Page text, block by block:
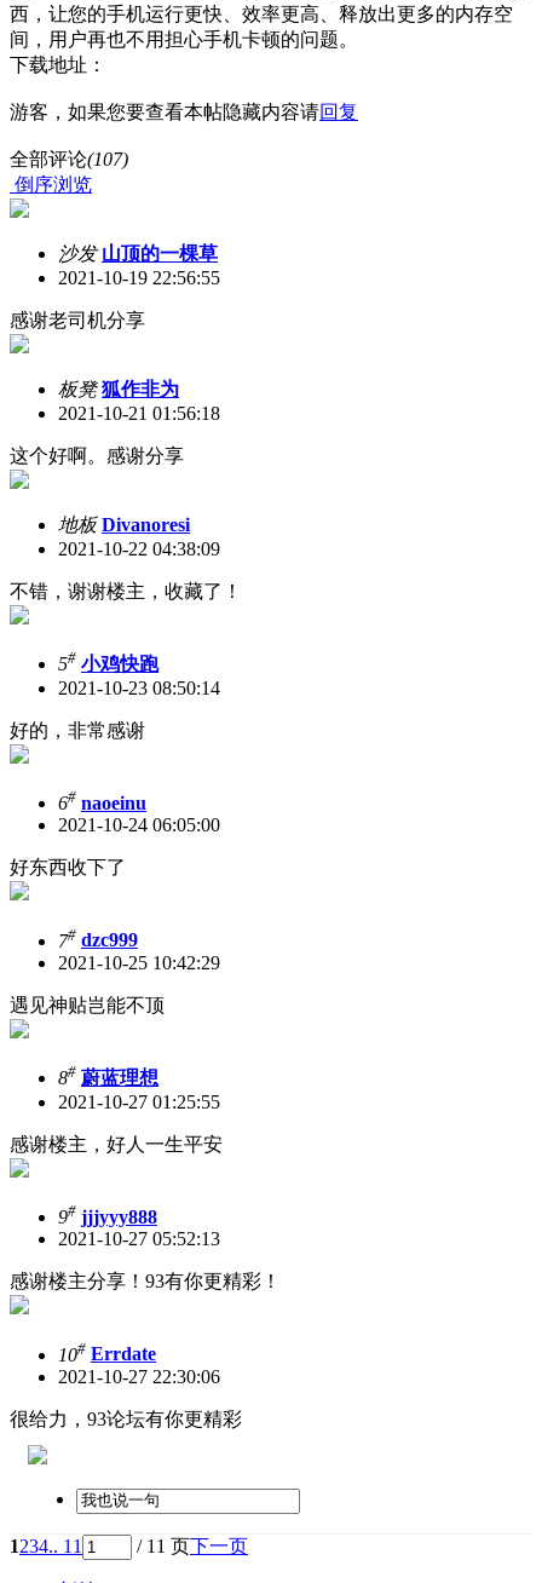
西，让您的手机运行更快、效率更高、释放出更多的内存空
间，用户再也不用担心手机卡顿的问题。
下载地址：
游客，如果您要查看本帖隐藏内容请回复
全部评论(107)
倒序浏览
沙发 山顶的一棵草
2021-10-19 22:56:55
感谢老司机分享
板凳 狐作非为
2021-10-21 01:56:18
这个好啊。感谢分享
地板 Divanoresi
2021-10-22 04:38:09
不错，谢谢楼主，收藏了！
5# 小鸡快跑
2021-10-23 08:50:14
好的，非常感谢
6# naoeinu
2021-10-24 06:05:00
好东西收下了
7# dzc999
2021-10-25 10:42:29
遇见神贴岂能不顶
8# 蔚蓝理想
2021-10-27 01:25:55
感谢楼主，好人一生平安
9# jjjyyy888
2021-10-27 05:52:13
感谢楼主分享！93有你更精彩！
10# Errdate
2021-10-27 22:30:06
很给力，93论坛有你更精彩
1234.. 11 / 11 页下一页